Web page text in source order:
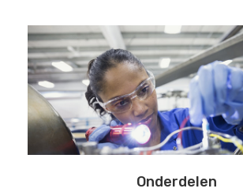
Onderdelen